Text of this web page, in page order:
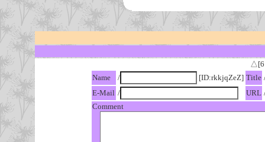
Name
/ [ID:rkkjqZeZ] Title
E-Mail / URL
Comment